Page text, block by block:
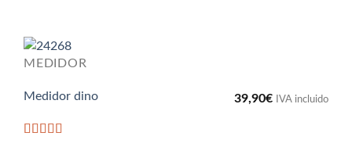
MEDIDOR
Medidor dino 39,90€ IVA incluido